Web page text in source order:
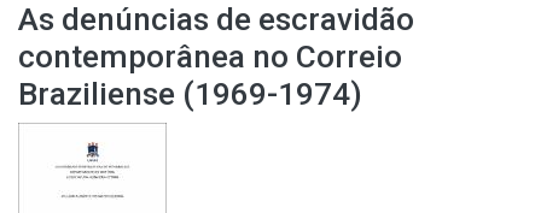
As denúncias de escravidão
contemporânea no Correio
Braziliense (1969-1974)